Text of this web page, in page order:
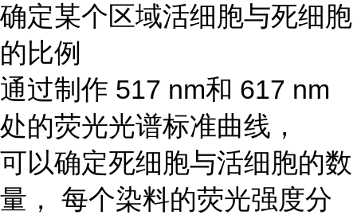
确定某个区域活细胞与死细胞
的比例
通过制作 517 nm和 617 nm
处的荧光光谱标准曲线，
可以确定死细胞与活细胞的数
量， 每个染料的荧光强度分